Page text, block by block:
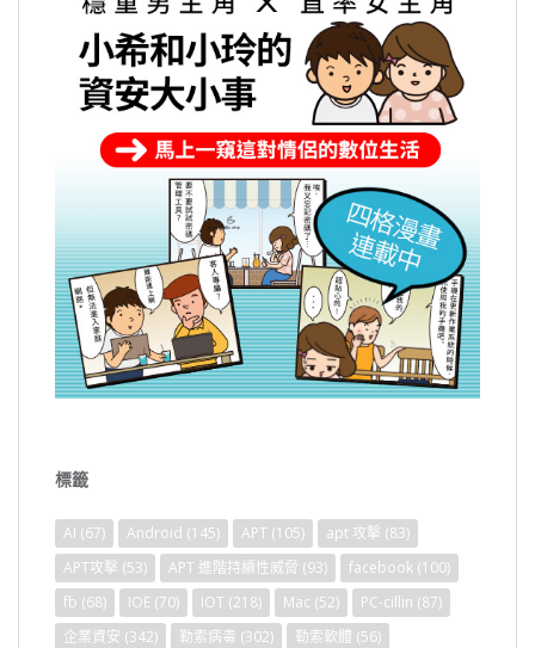
標籤
AI (67) Android (145) APT (105) apt 攻擊 (83)
APT攻擊 (53) APT 進階持續性威脅 (93) facebook (100)
fb (68) IOE (70) IOT (218) Mac (52) PC-cillin (87)
企業資安 (342) 勒索病毒 (302) 勒索軟體 (56)